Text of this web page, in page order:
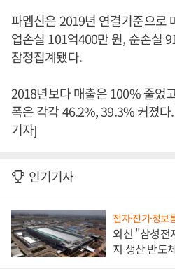
파멥신은 2019년 연결기준으로
업손실 101억400만 원, 순손실
잠정집계됐다.
2018년보다 매출은 100% 줄었
폭은 각각 46.2%, 39.3% 커졌
기자]
인기기사
전자·전기·정보
외신 "삼성전
지 생산 반도